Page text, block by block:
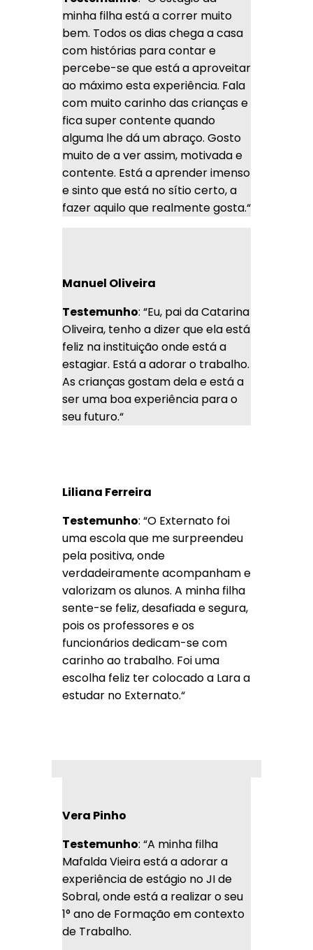
minha filha está a correr muito
bem. Todos os dias chega a casa
com histórias para contar e
percebe-se que está a aproveitar
ao máximo esta experiência. Fala
com muito carinho das crianças e
fica super contente quando
alguma lhe dá um abraço. Gosto
muito de a ver assim, motivada e
contente. Está a aprender imenso
e sinto que está no sítio certo, a
fazer aquilo que realmente gosta.“
Manuel Oliveira
Testemunho: “Eu, pai da Catarina
Oliveira, tenho a dizer que ela está
feliz na instituição onde está a
estagiar. Está a adorar o trabalho.
As crianças gostam dela e está a
ser uma boa experiência para o
seu futuro.“
Liliana Ferreira
Testemunho: “O Externato foi
uma escola que me surpreendeu
pela positiva, onde
verdadeiramente acompanham e
valorizam os alunos. A minha filha
sente-se feliz, desafiada e segura,
pois os professores e os
funcionários dedicam-se com
carinho ao trabalho. Foi uma
escolha feliz ter colocado a Lara a
estudar no Externato.“
Vera Pinho
Testemunho: “A minha filha
Mafalda Vieira está a adorar a
experiência de estágio no JI de
Sobral, onde está a realizar o seu
1° ano de Formação em contexto
de Trabalho.